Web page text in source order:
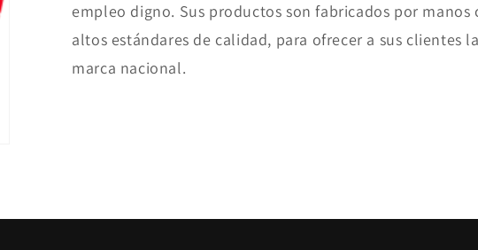
empleo digno. Sus productos son fabricados por manos
altos estándares de calidad, para ofrecer a sus clientes
marca nacional.